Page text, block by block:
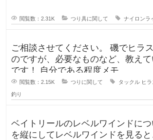
閲覧数：2.31K つり具に関して ナイロンラ
ご相談させてください。 磯でヒラ
のですが、必要なものなど、教え
です！ 自分である程度メモ
閲覧数：2.15K つりに関して タックル ヒ
釣り
ベイトリールのレベルワインドに
を縦にしてレベルワインドを見る